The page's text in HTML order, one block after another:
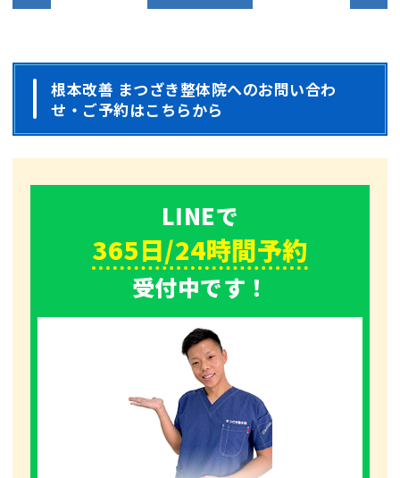
根本改善 まつざき整体院へのお問い合わ
せ・ご予約はこちらから
LINEで
365日/24時間予約
受付中です！